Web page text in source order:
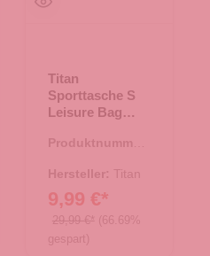
Titan
Sporttasche S
Leisure Bag
Produktnummer:
Hersteller: Titan
9,99 €*
29,99 €* (66.69%
gespart)